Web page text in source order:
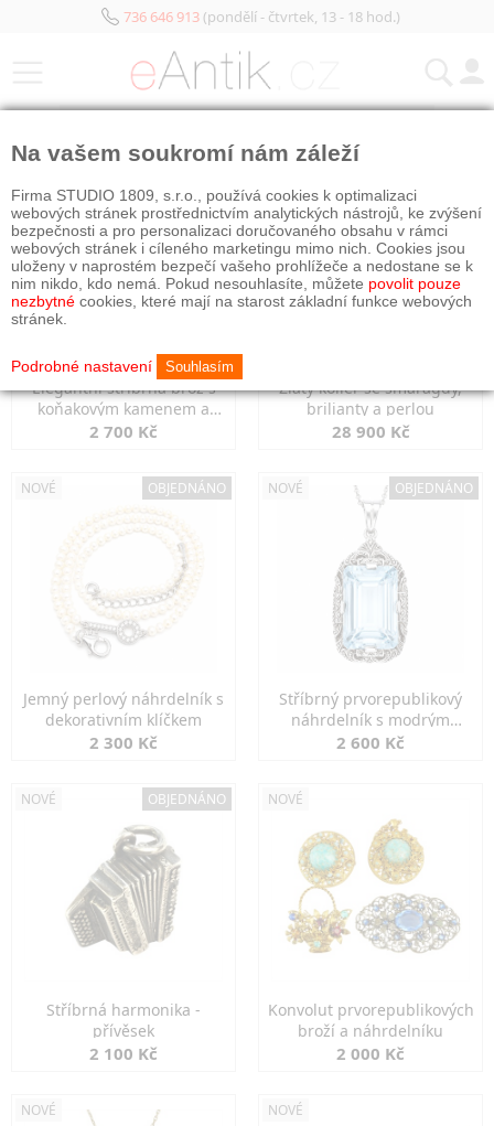
736 646 913(pondělí - čtvrtek, 13 - 18 hod.)
Elegantní stříbrná brož s
koňakovým kamenem a
markazity
2 700 Kč
Zlatý kolier se smaragdy,
brilianty a perlou
28 900 Kč
NOVÉ OBJEDNÁNO
Jemný perlový náhrdelník s
dekorativním klíčkem
2 300 Kč
NOVÉ OBJEDNÁNO
Stříbrný prvorepublikový
náhrdelník s modrým
spinelem
2 600 Kč
NOVÉ OBJEDNÁNO
Stříbrná harmonika -
přívěsek
2 100 Kč
NOVÉ
Konvolut prvorepublikových
broží a náhrdelníku
2 000 Kč
NOVÉ NOVÉ
Na vašem soukromí nám záleží
Firma STUDIO 1809, s.r.o., používá cookies k optimalizaci
webových stránek prostřednictvím analytických nástrojů, ke zvýšení
bezpečnosti a pro personalizaci doručovaného obsahu v rámci
webových stránek i cíleného marketingu mimo nich. Cookies jsou
uloženy v naprostém bezpečí vašeho prohlížeče a nedostane se k
nim nikdo, kdo nemá. Pokud nesouhlasíte, můžete povolit pouze
nezbytné cookies, které mají na starost základní funkce webových
stránek.
Podrobné nastavení Souhlasím